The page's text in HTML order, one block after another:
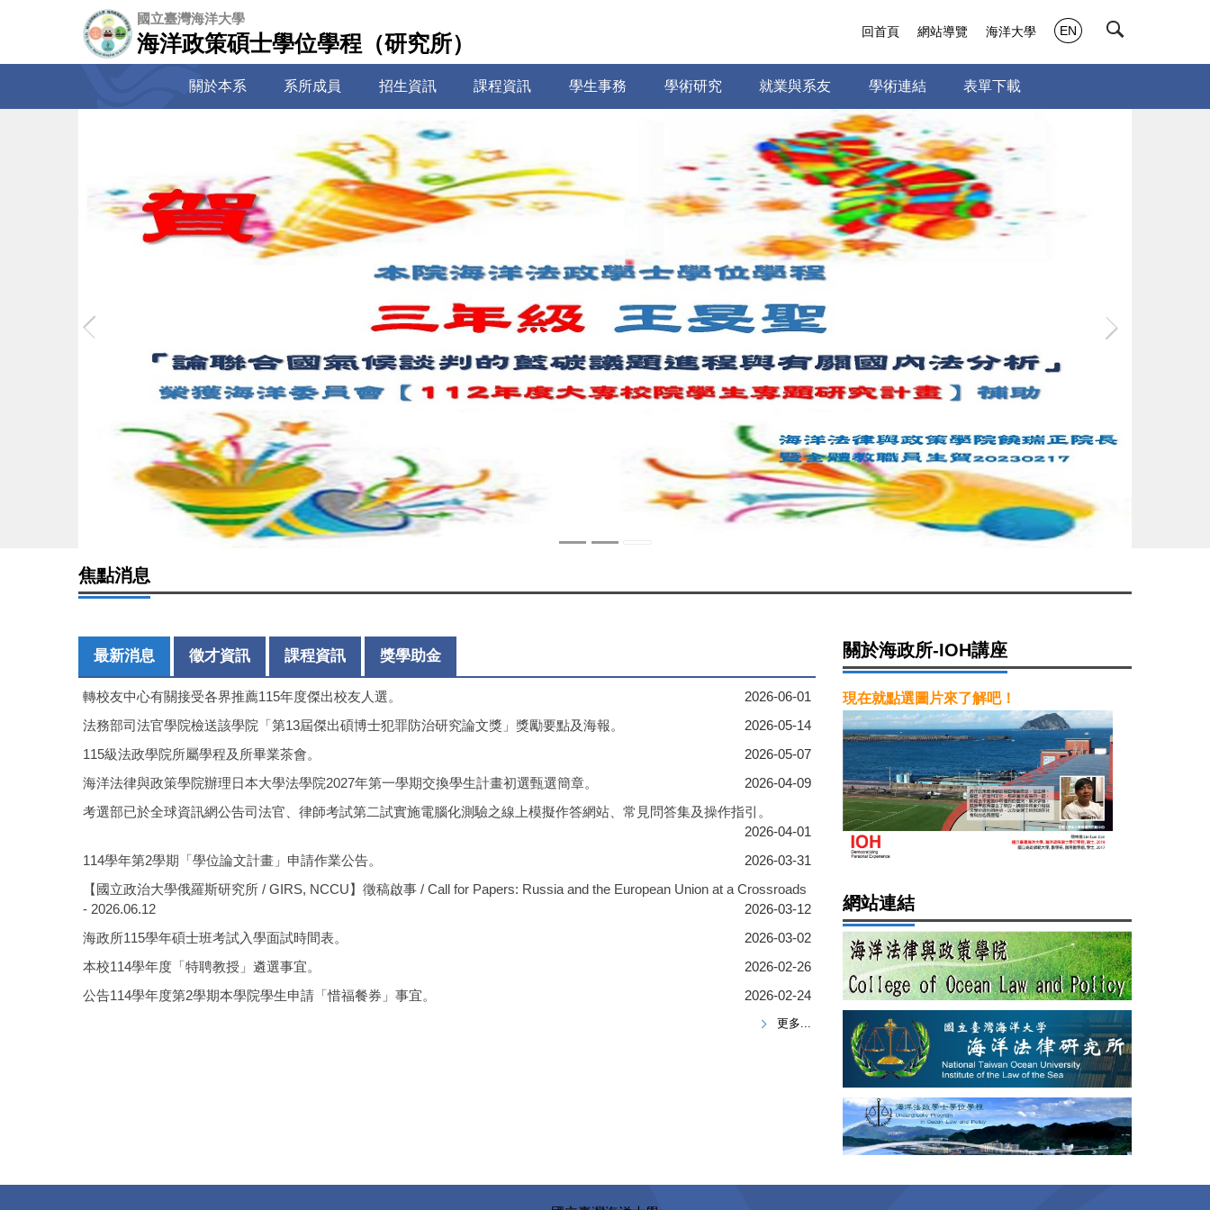
容
國立臺灣海洋大學
海洋政策碩士學位學程（研究所）
關於本系 系所成員 招生資訊 課程資訊 學生事務 學術研究 就業與系友 學術連結 表單下載
回首頁 網站導覽 海洋大學 EN
焦點消息
最新消息 徵才資訊 課程資訊 獎學助金
轉校友中心有關接受各界推薦115年度傑出校友人選。
2026-06-01
法務部司法官學院檢送該學院「第13屆傑出碩博士犯罪防治研究論文獎」獎勵要點及海報。
2026-05-14
115級法政學院所屬學程及所畢業茶會。
2026-05-07
海洋法律與政策學院辦理日本大學法學院2027年第一學期交換學生計畫初選甄選簡章。
2026-04-09
考選部已於全球資訊網公告司法官、律師考試第二試實施電腦化測驗之線上模擬作答網站、常見問答集及操作指引。
2026-04-01
114學年第2學期「學位論文計畫」申請作業公告。
2026-03-31
【國立政治大學俄羅斯研究所 / GIRS, NCCU】徵稿啟事 / Call for Papers: Russia and the European Union at a Crossroads
- 2026.06.12
2026-03-12
海政所115學年碩士班考試入學面試時間表。
2026-03-02
本校114學年度「特聘教授」遴選事宜。
2026-02-26
公告114學年度第2學期本學院學生申請「惜福餐券」事宜。
2026-02-24
更多...
關於海政所-IOH講座
現在就點選圖片來了解吧！
網站連結